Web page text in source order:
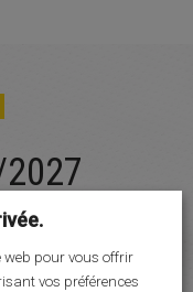
web pour vous offrir
vos préférences